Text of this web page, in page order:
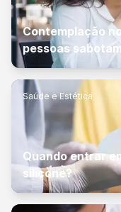
Contemplação
pessoas
Saúde e Estética
Quando entrar
silicone?